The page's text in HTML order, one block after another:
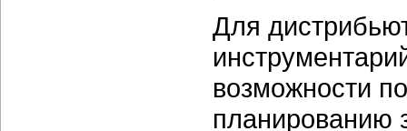
Для
возможности
планированию